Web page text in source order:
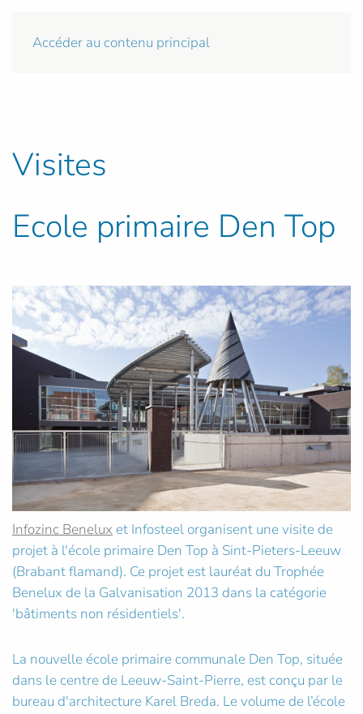
Accéder au contenu principal
Visites
Ecole primaire Den Top
Infozinc Benelux et Infosteel organisent une visite de
projet à l'école primaire Den Top à Sint-Pieters-Leeuw
(Brabant flamand). Ce projet est lauréat du Trophée
Benelux de la Galvanisation 2013 dans la catégorie
'bâtiments non résidentiels'.
La nouvelle école primaire communale Den Top, située
dans le centre de Leeuw-Saint-Pierre, est conçu par le
bureau d'architecture Karel Breda. Le volume de l’école